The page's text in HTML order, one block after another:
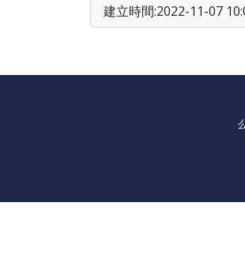
建立時間:2022-11-07